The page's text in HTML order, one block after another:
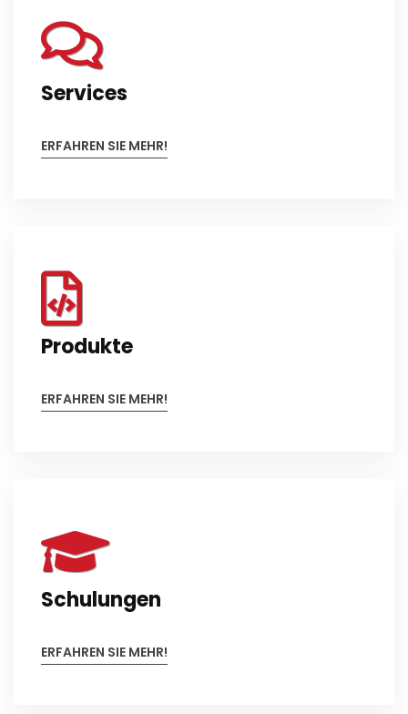
Services
ERFAHREN SIE MEHR!
Produkte
ERFAHREN SIE MEHR!
Schulungen
ERFAHREN SIE MEHR!